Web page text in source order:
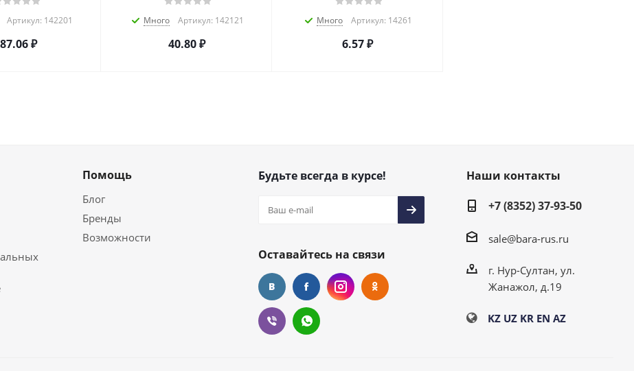
Артикул: 142201
₽
Много Артикул: 142121
40.80₽
Много Артикул: 14261
6.57₽
Помощь
Блог
Бренды
Возможности
Будьте всегда в курсе!
Оставайтесь на связи
Наши контакты
+7 (8352) 37-93-50
sale@bara-rus.ru
г. Нур-Султан, ул.
Жанажол, д.19
KZ UZ KR EN AZ